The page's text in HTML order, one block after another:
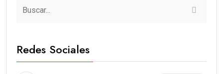
Redes Sociales